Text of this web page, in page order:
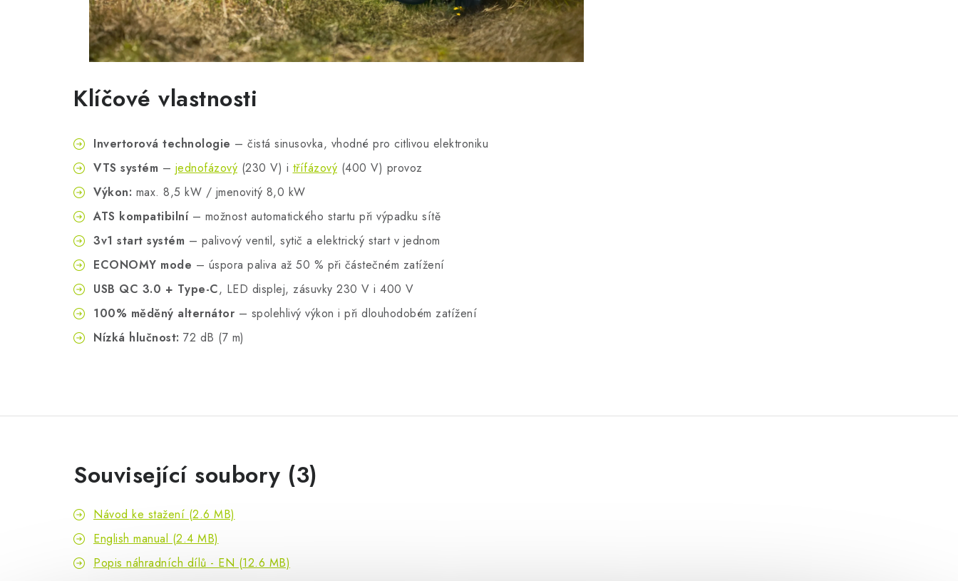
Klíčové vlastnosti
Invertorová technologie – čistá sinusovka, vhodné pro citlivou elektroniku
VTS systém – jednofázový (230 V) i třífázový (400 V) provoz
Výkon: max. 8,5 kW / jmenovitý 8,0 kW
ATS kompatibilní– možnost automatického startu při výpadku sítě
3v1 start systém – palivový ventil, sytič a elektrický start v jednom
ECONOMY mode – úspora paliva až 50 % při částečném zatížení
USB QC 3.0 + Type-C, LED displej, zásuvky 230 V i 400 V
100% měděný alternátor – spolehlivý výkon i při dlouhodobém zatížení
Nízká hlučnost: 72 dB (7 m)
Související soubory (3)
Návod ke stažení (2.6 MB)
English manual (2.4 MB)
Popis náhradních dílů - EN (12.6 MB)